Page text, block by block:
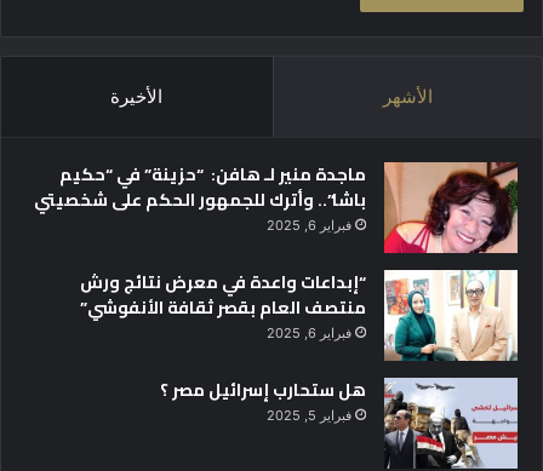
الأشهر الأخيرة
ماجدة منير لـ هافن: “حزينة” في “حكيم
باشا”.. وأترك للجمهور الحكم على شخصيتي
فبراير 6, 2025
“إبداعات واعدة في معرض نتائج ورش
منتصف العام بقصر ثقافة الأنفوشي”
فبراير 6, 2025
هل ستحارب إسرائيل مصر ؟
فبراير 5, 2025